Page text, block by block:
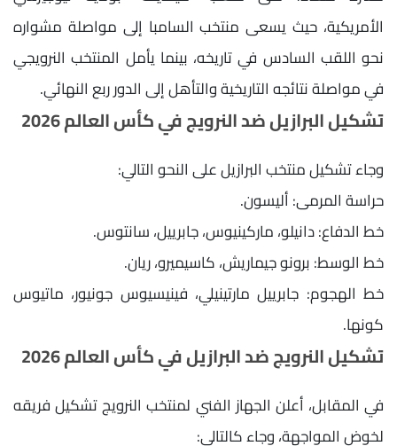
الأمريكية، حيث يسعى منتخب السامبا إلى مواصلة مشواره
نحو اللقب السادس في تاريخه، بينما يأمل المنتخب النرويجي
في مواصلة نتائجه التاريخية والتأهل إلى الدور ربع النهائي.
تشكيل البرازيل ضد النرويج في كأس العالم 2026
وجاء تشكيل منتخب البرازيل على النحو التالي:
حراسة المرمى: أليسون.
خط الدفاع: دانيلو، ماركينيوس، جابرييل، سانتوس.
خط الوسط: برونو جيماريش، كاسيميرو، ريان.
خط الهجوم: جابرييل مارتينيلي، فينيسيوس جونيور، ماتيوس
كونها.
تشكيل النرويج ضد البرازيل في كأس العالم 2026
في المقابل، أعلن الجهاز الفني لمنتخب النرويج تشكيل فريقه
لخوض المواجهة، وجاء كالتالي: